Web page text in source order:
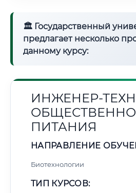
🏛 Государственный
предлагает несколько
данному курсу:
ИНЖЕНЕР-
ПИТАНИЯ
НАПРАВЛЕНИЕ
Биотехнологии
ТИП КУРСОВ: